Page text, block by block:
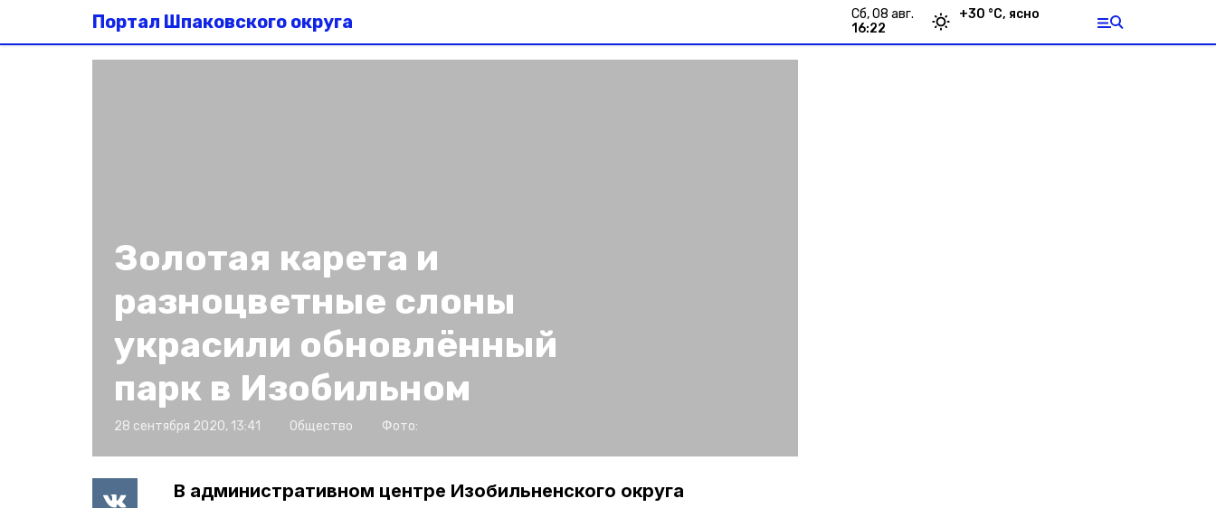
Портал Шпаковского округа
сб, 08 авг.
16:22
+30 °С, ясно
Золотая карета и
разноцветные слоны
украсили обновлённый
парк в Изобильном
28 сентября 2020, 13:41 Общество Фото:
В административном центре Изобильненского округа